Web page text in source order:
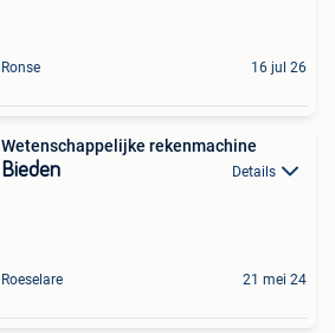
Ronse 16 jul 26
Wetenschappelijke rekenmachine
Bieden Details
Roeselare 21 mei 24